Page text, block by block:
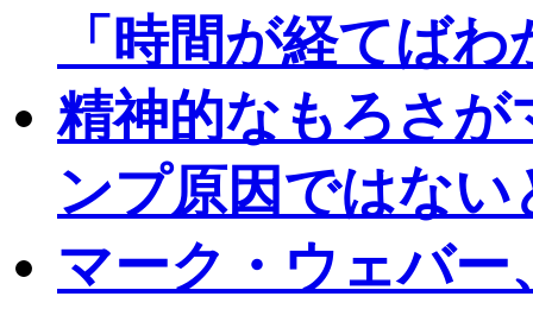
「時間が経てば
精神的なもろさ
ンプ原因ではな
マーク・ウェバー